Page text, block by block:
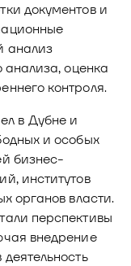
документов и
анализ
анализа, оценка
контроля.
в Дубне и
и особых
бизнес-
институтов
органов власти.
перспективы
внедрение